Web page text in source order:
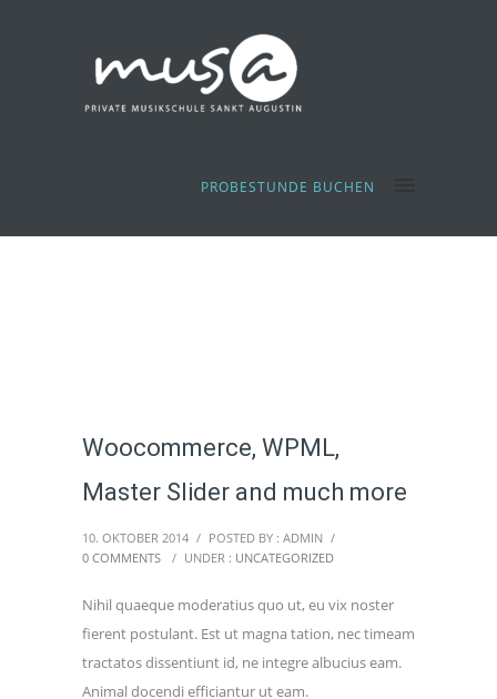
PROBESTUNDE BUCHEN
Woocommerce, WPML,
Master Slider and much more
10. OKTOBER 2014 / POSTED BY : ADMIN /
0 COMMENTS
/ UNDER : UNCATEGORIZED
Nihil quaeque moderatius quo ut, eu vix noster
fierent postulant. Est ut magna tation, nec timeam
tractatos dissentiunt id, ne integre albucius eam.
Animal docendi efficiantur ut eam.